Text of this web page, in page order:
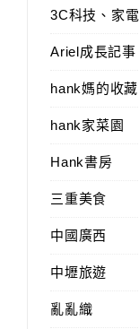
3C科技、家電
Ariel成長記事
hank媽的收藏
hank家菜園
Hank書房
三重美食
中國廣西
中壢旅遊
亂亂織